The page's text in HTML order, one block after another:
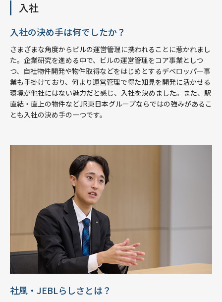
入社
入社の決め手は何でしたか？
さまざまな角度からビルの運営管理に携われることに惹かれまし
た。企業研究を進める中で、ビルの運営管理をコア事業としつ
つ、自社物件開発や物件取得などをはじめとするデベロッパー事
業も手掛けており、何より運営管理で得た知見を開発に活かせる
環境が他社にはない魅力だと感じ、入社を決めました。また、駅
直結・直上の物件などJR東日本グループならではの強みがあるこ
とも入社の決め手の一つです。
社風・JEBLらしさとは？